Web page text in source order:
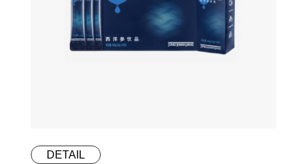
DETAIL